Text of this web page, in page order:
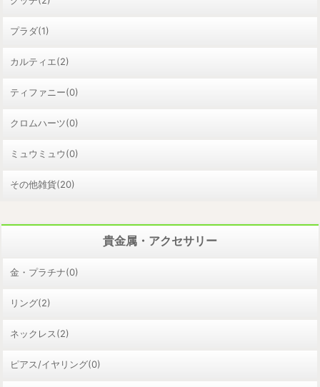
プラダ(1)
カルティエ(2)
ティファニー(0)
クロムハーツ(0)
ミュウミュウ(0)
その他雑貨(20)
貴金属・アクセサリー
金・プラチナ(0)
リング(2)
ネックレス(2)
ピアス/イヤリング(0)